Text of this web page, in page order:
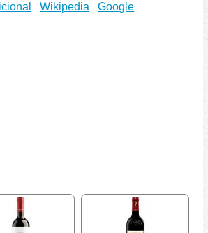
Wikipedia Google